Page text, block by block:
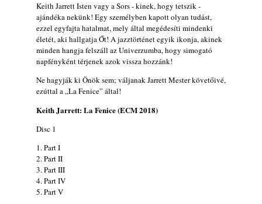
The Next Generation — 11. rész: Horváth
Szabolcs
2026. július 25.
Eged Márton: Old Songs
2026. július 25.
Zsári Tamás: Found and Lost
2026. július 24.
FREE JAZZ ALBUMS 2026 - 134. rész
2026. július 16.
A free jazz kiemelkedő alakjai - 79. rész:
Marion Brown
2026. július 13.
Keith Jarrett Isten vagy a Sors - kinek, hogy tetszik -
ajándéka nekünk! Egy személyben kapott olyan tudást,
ezzel egyfajta hatalmat, mely által megédesíti mindenki
életét, aki hallgatja Őt! A jazztörténet egyik ikonja, akinek
minden hangja felszáll az Univerzumba, hogy simogató
napfényként térjenek azok vissza hozzánk!
Ne hagyják ki Önök sem; váljanak Jarrett Mester követőivé,
ezúttal a „La Fenice” által!
Keith Jarrett: La Fenice (ECM 2018)
Disc 1
1. Part I
2. Part II
3. Part III
4. Part IV
5. Part V